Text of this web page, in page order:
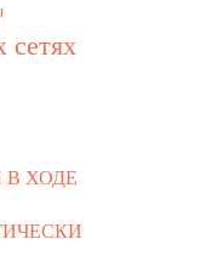
сетях
ХОДЕ